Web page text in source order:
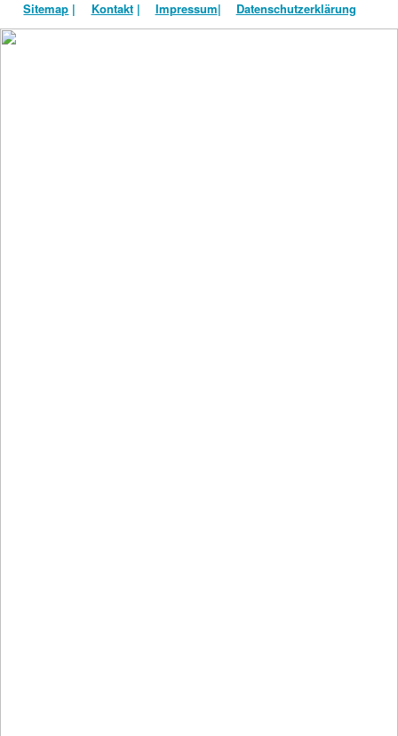
Sitemap | Kontakt| Impressum| Datenschutzerklärung